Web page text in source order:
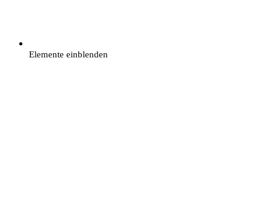
Elemente einblenden